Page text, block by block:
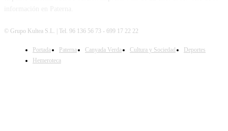
SÍGUENOS
© Grupo Kultea S.L. | Tel. 96 136 56 73 - 699 17 22 22
Portada Paterna Canyada Verda Cultura y Sociedad
Deportes
Hemeroteca